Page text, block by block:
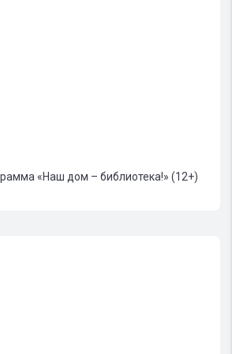
«Наш дом – библиотека!» (12+)